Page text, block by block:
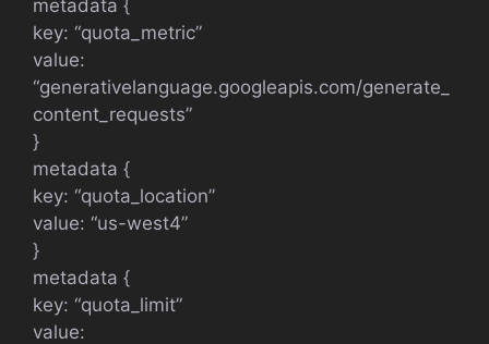
metadata {
key: “quota_metric”
value:
“generativelanguage.googleapis.com/generate_
content_requests”
}
metadata {
key: “quota_location”
value: “us-west4”
}
metadata {
key: “quota_limit”
value: